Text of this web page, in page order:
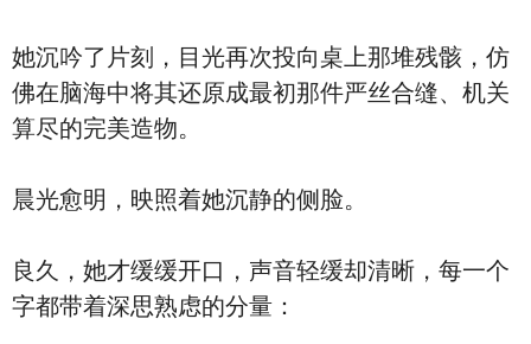
她沉吟了片刻，目光再次投向桌上那堆残骸，仿
佛在脑海中将其还原成最初那件严丝合缝、机关
算尽的完美造物。
晨光愈明，映照着她沉静的侧脸。
良久，她才缓缓开口，声音轻缓却清晰，每一个
字都带着深思熟虑的分量：